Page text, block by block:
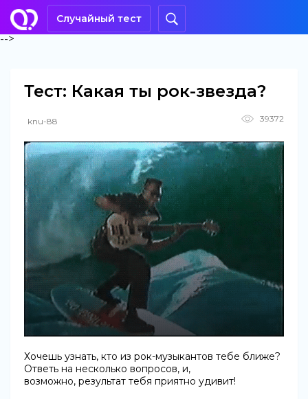
Случайный тест
-->
Тест: Какая ты рок-звезда?
knu-88 39372
Хочешь узнать, кто из рок-музыкантов тебе ближе?
Ответь на несколько вопросов, и,
возможно, результат тебя приятно удивит!